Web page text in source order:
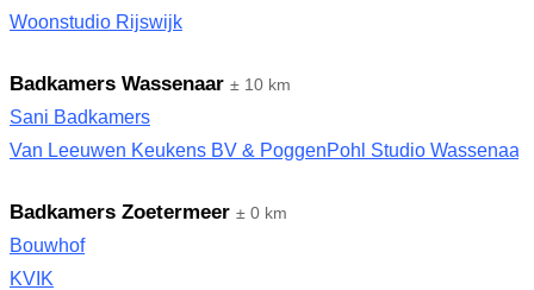
Woonstudio Rijswijk
Badkamers Wassenaar ± 10 km
Sani Badkamers
Van Leeuwen Keukens BV & PoggenPohl Studio Wassenaar
Badkamers Zoetermeer ± 0 km
Bouwhof
KVIK